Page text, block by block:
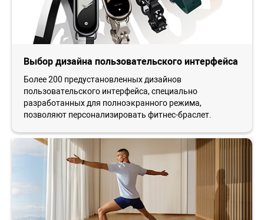
Выбор дизайна пользовательского интерфейса
Более 200 предустановленных дизайнов
пользовательского интерфейса, специально
разработанных для полноэкранного режима,
позволяют персонализировать фитнес-браслет.